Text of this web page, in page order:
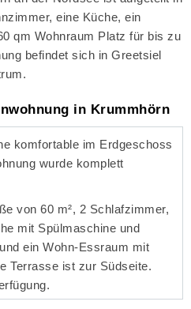
eine Küche, ein
qm Wohnraum Platz für bis zu
befindet sich in Greetsiel
in Krummhörn
komfortable im Erdgeschoss
wurde komplett
von 60 m², 2 Schlafzimmer,
mit Spülmaschine und
ein Wohn-Essraum mit
Terrasse ist zur Südseite.